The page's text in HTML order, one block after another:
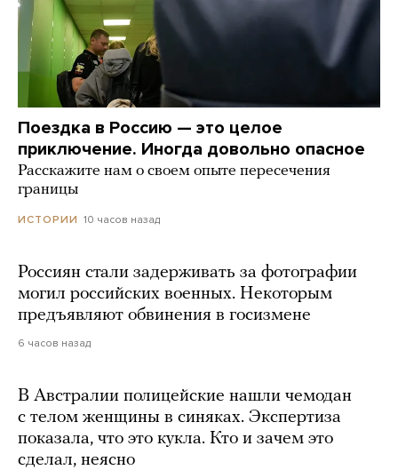
Поездка в Россию — это целое
приключение. Иногда довольно опасное
Расскажите нам о своем опыте пересечения
границы
ИСТОРИИ 10 часов назад
Россиян стали задерживать за фотографии
могил российских военных. Некоторым
предъявляют обвинения в госизмене
6 часов назад
В Австралии полицейские нашли чемодан
с телом женщины в синяках. Экспертиза
показала, что это кукла. Кто и зачем это
сделал, неясно